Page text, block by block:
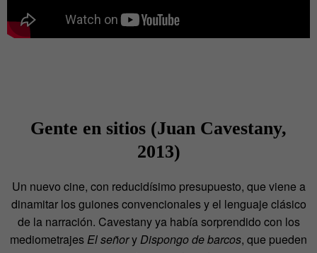
Gente en sitios (Juan Cavestany,
2013)
Un nuevo cine, con reducidísimo presupuesto, que viene a
dinamitar los guiones convencionales y el lenguaje clásico
de la narración. Cavestany ya había sorprendido con los
mediometrajesEl señoryDispongo de barcos, que pueden